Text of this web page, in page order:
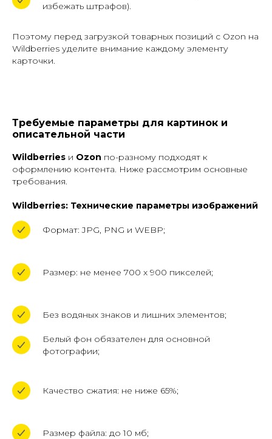
избежать штрафов).
Поэтому перед загрузкой товарных позиций с Ozon на
Wildberries уделите внимание каждому элементу
карточки.
Требуемые параметры для картинок и
описательной части
Wildberries и Ozon по-разному подходят к
оформлению контента. Ниже рассмотрим основные
требования.
Wildberries: Технические параметры изображений
Формат: JPG, PNG и WEBP;
Размер: не менее 700 х 900 пикселей;
Без водяных знаков и лишних элементов;
Белый фон обязателен для основной
фотографии;
Качество сжатия: не ниже 65%;
Размер файла: до 10 мб;